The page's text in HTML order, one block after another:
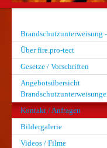
Brandschutzunterweisung
Über fire.pro-tect
Gesetze / Vorschriften
Angebotsübersicht
Kontakt / Anfragen
Bildergalerie
Videos / Filme